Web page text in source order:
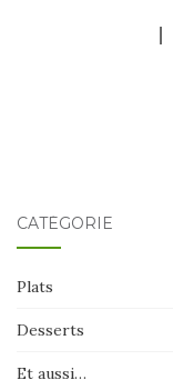
CATÉGORIE
Plats
Desserts
Et aussi…